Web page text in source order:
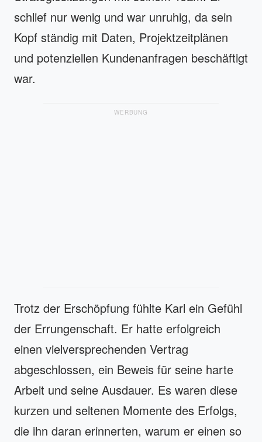
schlief nur wenig und war unruhig, da sein
Kopf ständig mit Daten, Projektzeitplänen
und potenziellen Kundenanfragen beschäftigt
war.
WERBUNG
Trotz der Erschöpfung fühlte Karl ein Gefühl
der Errungenschaft. Er hatte erfolgreich
einen vielversprechenden Vertrag
abgeschlossen, ein Beweis für seine harte
Arbeit und seine Ausdauer. Es waren diese
kurzen und seltenen Momente des Erfolgs,
die ihn daran erinnerten, warum er einen so